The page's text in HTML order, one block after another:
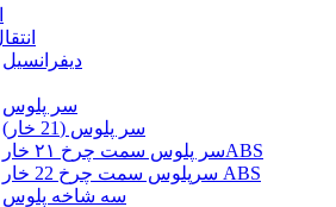
دیفرانسیل
سر پلوس
سر پلوس (21 خار)
سر پلوس سمت چرخ ۲۱ خارABS
سرپلوس سمت چرخ 22 خار ABS
سه شاخه پلوس